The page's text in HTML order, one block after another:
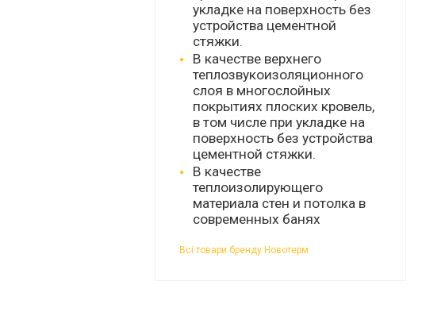
укладке на поверхность без
устройства цементной
стяжки.
В качестве верхнего
теплозвукоизоляционного
слоя в многослойных
покрытиях плоских кровель,
в том числе при укладке на
поверхность без устройства
цементной стяжки.
В качестве
теплоизолирующего
материала стен и потолка в
современных банях
Всі товари бренду Новотерм